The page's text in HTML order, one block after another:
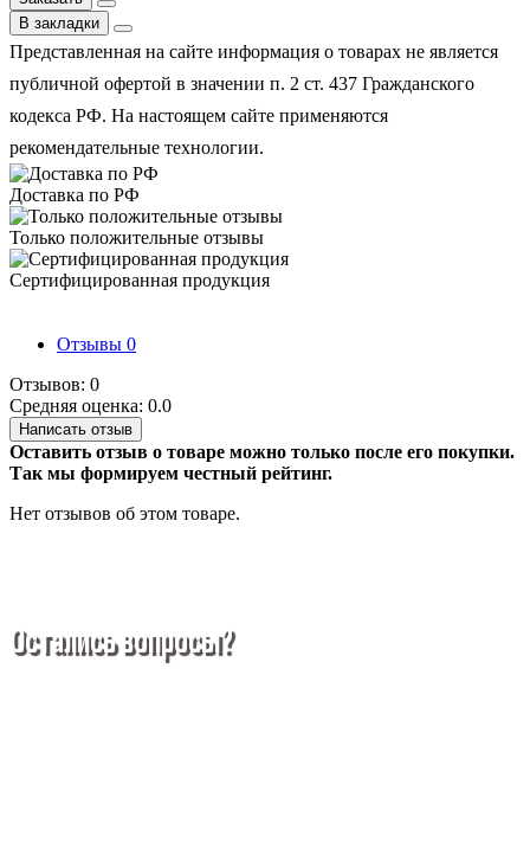
В закладки
Представленная на сайте информация о товарах не является
публичной офертой в значении п. 2 ст. 437 Гражданского
кодекса РФ. На настоящем сайте применяются
рекомендательные технологии.
Доставка по РФ
Только положительные отзывы
Сертифицированная продукция
Отзывы 0
Отзывов: 0
Средняя оценка: 0.0
Написать отзыв
Оставить отзыв о товаре можно только после его покупки.
Так мы формируем честный рейтинг.
Нет отзывов об этом товаре.
Остались вопросы?